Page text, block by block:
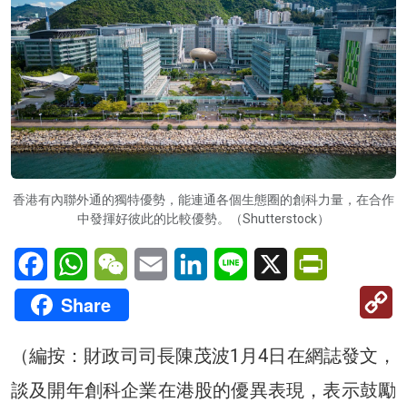
香港有內聯外通的獨特優勢，能連通各個生態圈的創科力量，在合作
中發揮好彼此的比較優勢。（Shutterstock）
FacebookWhatsAppWeChatEmail LinkedInLine X
Share
（編按：財政司司長陳茂波1月4日在網誌發文，
談及開年創科企業在港股的優異表現，表示鼓勵